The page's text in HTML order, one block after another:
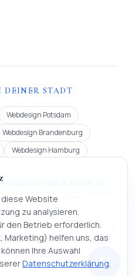
DEINER STADT
Webdesign Potsdam
Webdesign Brandenburg
Webdesign Hamburg
(12 Mon.). Bundles
€. Lieferung in 48 h.
Düsseldorf, Leipzig, Dortmund,
| Webseite erstellen lassen,
digitale Firmenmappen.
M
Website
zu analysieren.
den Betrieb erforderlich.
Marketing) helfen uns, das
Ihre Auswahl
Datenschutzerklärung.